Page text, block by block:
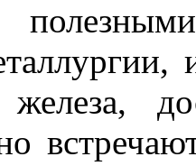
железа,